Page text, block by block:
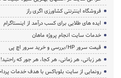
فروشگاه اینترنتی کشاورزی اگری راز
ایده های طلایی برای کسب درآمد از اینستاگرام
خدمات سایت انجام پروژه ماهان
قیمت سرور HP/بررسی و خرید سرور اچ پی
هر زبانی، هر زمانی، هر کجا، هر جور که راحتید!
رونمایی از سایت بلوباکس با هدف خدمات